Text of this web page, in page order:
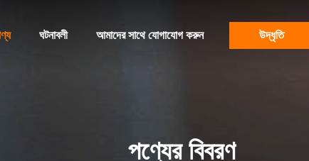
ঘটনাবলী আমাদের সাথে যোগাযোগ করুন উদ্ধৃতি
পণ্যের বিবরণ